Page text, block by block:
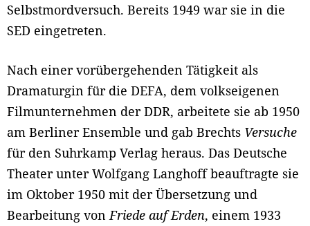
Selbstmordversuch. Bereits 1949 war sie in die
SED eingetreten.
Nach einer vorübergehenden Tätigkeit als
Dramaturgin für die DEFA, dem volkseigenen
Filmunternehmen der DDR, arbeitete sie ab 1950
am Berliner Ensemble und gab Brechts Versuche
für den Suhrkamp Verlag heraus. Das Deutsche
Theater unter Wolfgang Langhoff beauftragte sie
im Oktober 1950 mit der Übersetzung und
Bearbeitung von Friede auf Erden, einem 1933